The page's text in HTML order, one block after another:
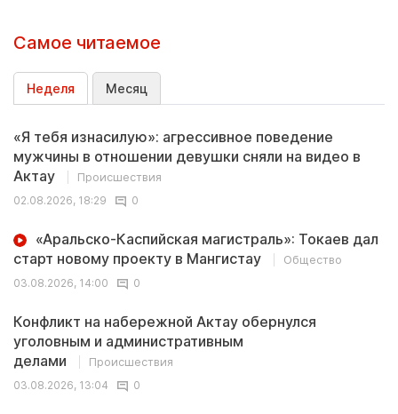
Самое читаемое
Неделя Месяц
«Я тебя изнасилую»: агрессивное поведение
мужчины в отношении девушки сняли на видео в
Актау
Происшествия
02.08.2026, 18:29
0
«Аральско-Каспийская магистраль»: Токаев дал
старт новому проекту в Мангистау
Общество
03.08.2026, 14:00
0
Конфликт на набережной Актау обернулся
уголовным и административным
делами
Происшествия
03.08.2026, 13:04
0